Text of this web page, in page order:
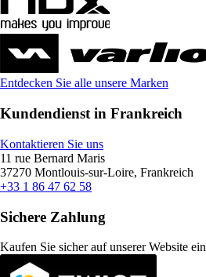
Entdecken Sie alle unsere Marken
Kundendienst in Frankreich
Kontaktieren Sie uns
11 rue Bernard Maris
37270 Montlouis-sur-Loire, Frankreich
+33 1 86 47 62 58
Sichere Zahlung
Kaufen Sie sicher auf unserer Website ein